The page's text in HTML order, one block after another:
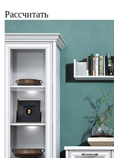
Рассчитать